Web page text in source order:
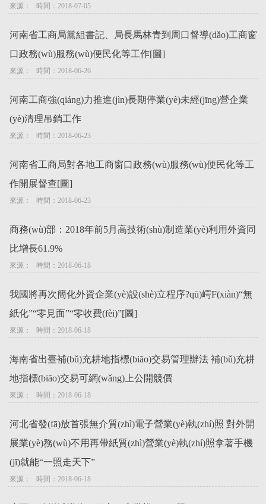
來源：   時間：2018-07-05
河南省工商局黨組書記、局長馬林青到周口督導(dǎo)工商窗
口政務(wù)服務(wù)便民化等工作[圖]
來源：   時間：2018-06-26
河南工商強(qiáng)力推進(jìn)長期停業(yè)未經(jīng)營企業
(yè)清理吊銷工作
來源：   時間：2018-06-23
河南省工商局對各地工商窗口政務(wù)服務(wù)便民化等工
作開展督查[圖]
來源：   時間：2018-06-23
商務(wù)部：2018年前5月高技術(shù)制造業(yè)利用外資同
比增長61.9%
來源：   時間：2018-06-18
我國將再次簡化外資企業(yè)設(shè)立程序?qū)崿F(xiàn)“無
紙化”“零見面”“零收費(fèi)”[圖]
來源：   時間：2018-06-18
海南省出臺補(bǔ)充耕地指標(biāo)交易管理辦法 補(bǔ)充耕
地指標(biāo)交易可網(wǎng)上公開競價
來源：   時間：2018-06-18
河北省發(fā)放首張無介質(zhì)電子營業(yè)執(zhí)照 對外開
展業(yè)務(wù)不用再帶紙質(zhì)營業(yè)執(zhí)照拿著手機
(jī)就能“一照走天下”
來源：   時間：2018-06-18